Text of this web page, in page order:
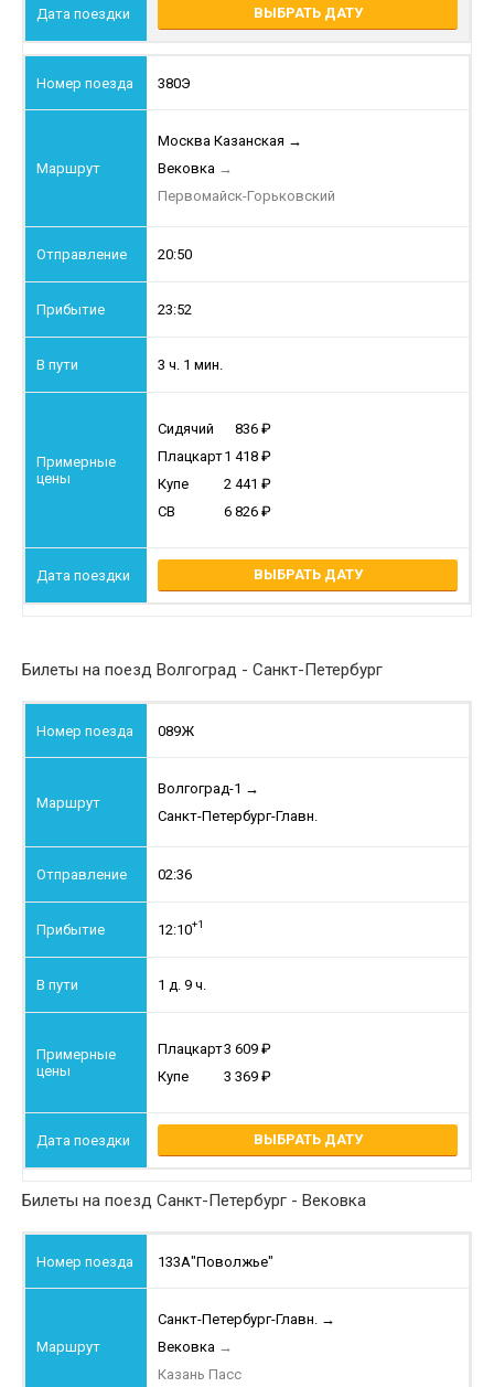
ВЫБРАТЬ ДАТУ
380Э
Москва Казанская →
Вековка →
Первомайск-Горьковский
20:50
23:52
3 ч. 1 мин.
Сидячий
836
Плацкарт1 418
Купе
2 441
СВ
6 826
ВЫБРАТЬ ДАТУ
Билеты на поезд Волгоград - Санкт-Петербург
089Ж
Волгоград-1 →
Санкт-Петербург-Главн.
02:36
12:10+1
1 д. 9 ч.
Плацкарт3 609
Купе
3 369
ВЫБРАТЬ ДАТУ
Билеты на поезд Санкт-Петербург - Вековка
133А"Поволжье"
Санкт-Петербург-Главн. →
Вековка →
Казань Пасс